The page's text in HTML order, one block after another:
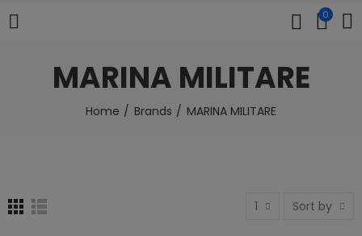
0
MARINA MILITARE
Home Brands MARINA MILITARE
1 Sort by